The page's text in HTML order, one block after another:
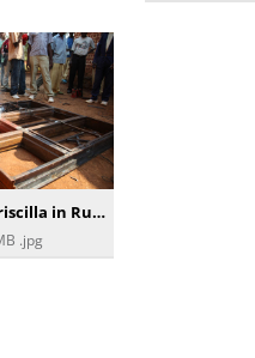
Schweißerin Priscilla in Ruanda
.jpg